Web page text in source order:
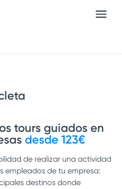
tours guiados en
desde 123€
de realizar una actividad
empleados de tu empresa:
destinos donde